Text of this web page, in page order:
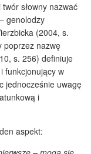
słowny nazwać
genolodzy
(2004, s.
poprzez nazwę
s. 256) definiuje
funkcjonujący w
jednocześnie uwagę
i
aspekt: